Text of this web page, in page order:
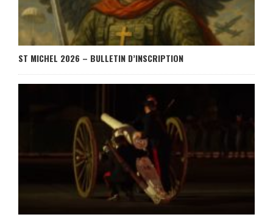
ST MICHEL 2026 – BULLETIN D’INSCRIPTION